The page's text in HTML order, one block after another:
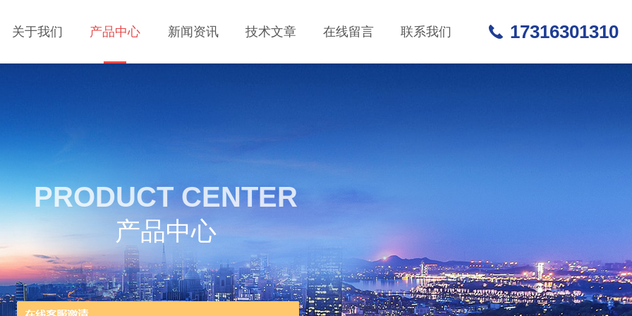
关于我们 产品中心 新闻资讯 技术文章 在线留言 联系我们 17316301310
PRODUCT CENTER
产品中心